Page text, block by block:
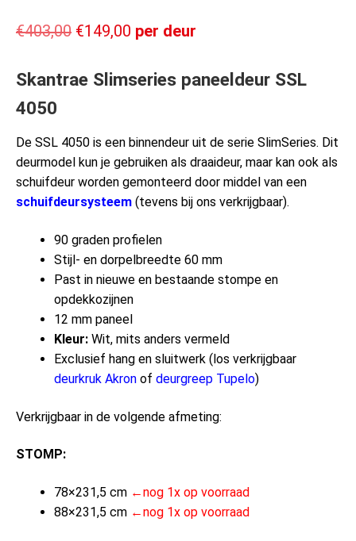
€403,00 €149,00 per deur
Skantrae Slimseries paneeldeur SSL
4050
De SSL 4050 is een binnendeur uit de serie SlimSeries. Dit
deurmodel kun je gebruiken als draaideur, maar kan ook als
schuifdeur worden gemonteerd door middel van een
schuifdeursysteem (tevens bij ons verkrijgbaar).
90 graden profielen
Stijl- en dorpelbreedte 60 mm
Past in nieuwe en bestaande stompe en
opdekkozijnen
12 mm paneel
Kleur: Wit, mits anders vermeld
Exclusief hang en sluitwerk (los verkrijgbaar
deurkruk Akron of deurgreep Tupelo)
Verkrijgbaar in de volgende afmeting:
STOMP:
78×231,5 cm ←nog 1x op voorraad
88×231,5 cm ←nog 1x op voorraad